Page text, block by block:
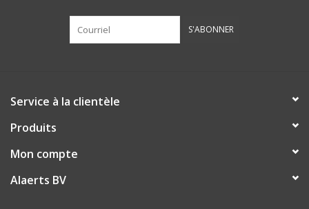
S'ABONNER
Service à la clientèle
Produits
Mon compte
Alaerts BV